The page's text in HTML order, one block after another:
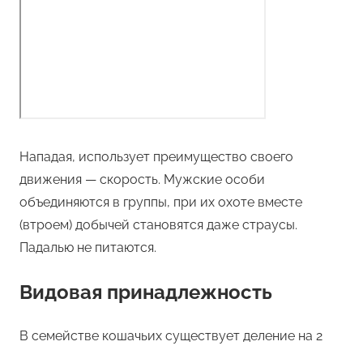
Нападая, использует преимущество своего
движения — скорость. Мужские особи
объединяются в группы, при их охоте вместе
(втроем) добычей становятся даже страусы.
Падалью не питаются.
Видовая принадлежность
В семействе кошачьих существует деление на 2